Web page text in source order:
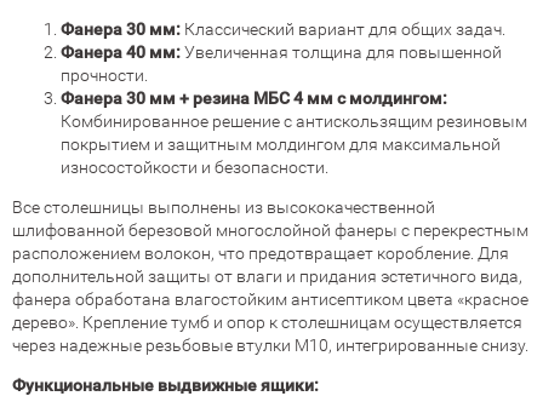
Фанера 30 мм: Классический вариант для общих задач.
Фанера 40 мм:Увеличенная толщина для повышенной
прочности.
Фанера 30 мм + резина МБС 4 мм с молдингом:
Комбинированное решение с антискользящим резиновым
покрытием и защитным молдингом для максимальной
износостойкости и безопасности.
Все столешницы выполнены из высококачественной
шлифованной березовой многослойной фанеры с перекрестным
расположением волокон, что предотвращает коробление. Для
дополнительной защиты от влаги и придания эстетичного вида,
фанера обработана влагостойким антисептиком цвета «красное
дерево». Крепление тумб и опор к столешницам осуществляется
через надежные резьбовые втулки М10, интегрированные снизу.
Функциональные выдвижные ящики: